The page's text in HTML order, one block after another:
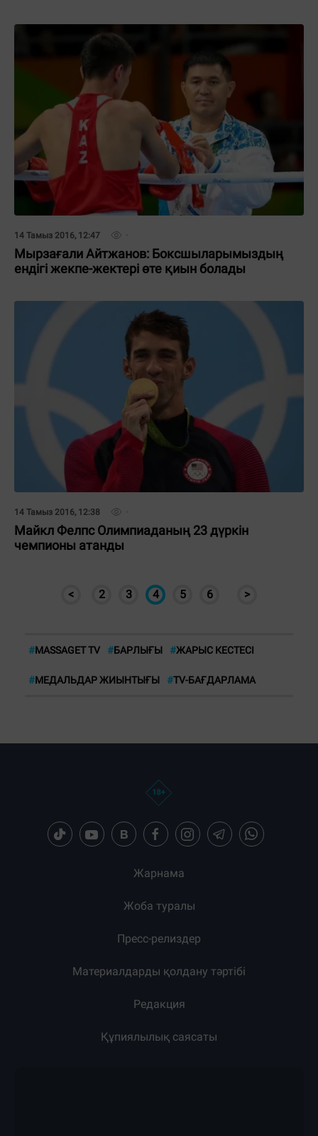
14 Тамыз 2016, 12:47
Мырзағали Айтжанов: Боксшыларымыздың
ендігі жекпе-жектері өте қиын болады
14 Тамыз 2016, 12:38
Майкл Фелпс Олимпиаданың 23 дүркін
чемпионы атанды
< 2 3 4 5 6 >
#MASSAGET TV #БАРЛЫҒЫ #ЖАРЫС КЕСТЕСІ
#МЕДАЛЬДАР ЖИЫНТЫҒЫ #TV-БАҒДАРЛАМА
Жарнама
Жоба туралы
Пресс-релиздер
Материалдарды қолдану тәртібі
Редакция
Құпиялылық саясаты